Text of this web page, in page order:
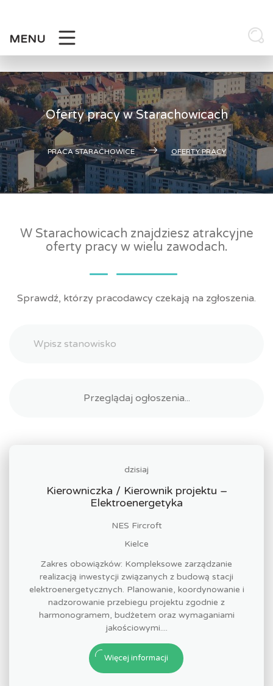
MENU
Oferty pracy w Starachowicach
PRACA STARACHOWICE OFERTY PRACY
W Starachowicach znajdziesz atrakcyjne
oferty pracy w wielu zawodach.
Sprawdź, którzy pracodawcy czekają na zgłoszenia.
dzisiaj
Kierowniczka / Kierownik projektu –
Elektroenergetyka
NES Fircroft
Kielce
Zakres obowiązków: Kompleksowe zarządzanie
realizacją inwestycji związanych z budową stacji
elektroenergetycznych. Planowanie, koordynowanie i
nadzorowanie przebiegu projektu zgodnie z
harmonogramem, budżetem oraz wymaganiami
jakościowymi....
Więcej informacji